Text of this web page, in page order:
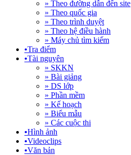
» Theo đường dẫn đến site
» Theo quốc gia
» Theo trình duyệt
» Theo hệ điều hành
» Máy chủ tìm kiếm
•Tra điểm
•Tài nguyên
» SKKN
» Bài giảng
» DS lớp
» Phần mềm
» Kế hoạch
» Biểu mẫu
» Các cuộc thi
•Hình ảnh
•Videoclips
•Văn bản